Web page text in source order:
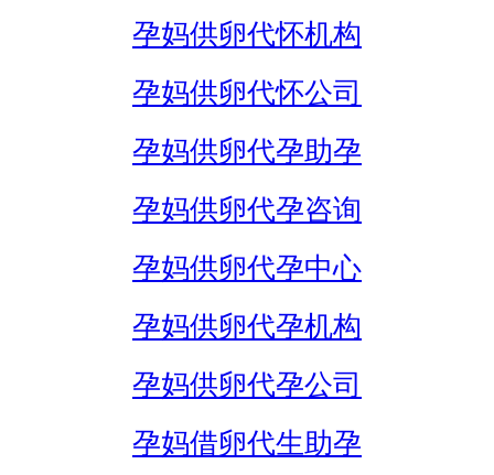
孕妈供卵代怀机构
孕妈供卵代怀公司
孕妈供卵代孕助孕
孕妈供卵代孕咨询
孕妈供卵代孕中心
孕妈供卵代孕机构
孕妈供卵代孕公司
孕妈借卵代生助孕